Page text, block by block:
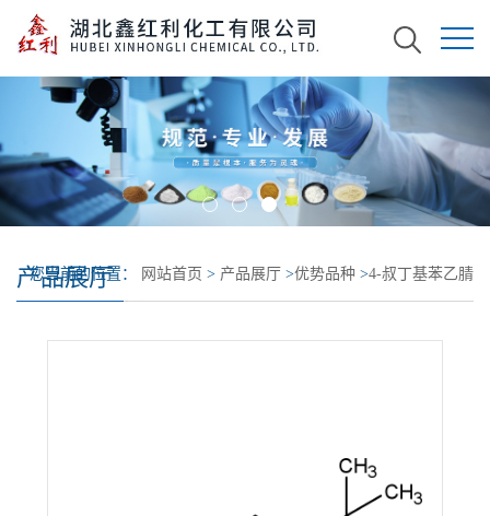
产品展厅
您当前的位置： 网站首页 > 产品展厅 >优势品种 >4-叔丁基苯乙腈